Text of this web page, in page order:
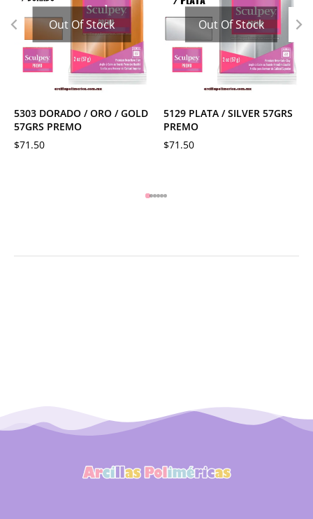
Out Of Stock
5303 DORADO / ORO / GOLD
57GRS PREMO
$71.50
Out Of Stock
5129 PLATA / SILVER 57GRS
PREMO
$71.50